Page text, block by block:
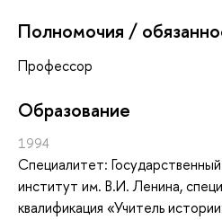
Полномочия /
Профессор
Oбразование
1994
Специалитет: Государственный
институт им. В.И. Ленина,
квалификация «Учитель